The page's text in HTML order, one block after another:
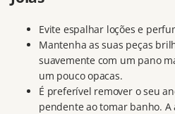
Evite espalhar loções e
Mantenha as suas peças
suavemente com um pano
um pouco opacas.
É preferível remover o seu
pendente ao tomar banho.